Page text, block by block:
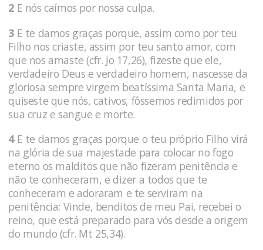
2 E nós caímos por nossa culpa.
3 E te damos graças porque, assim como por teu
Filho nos criaste, assim por teu santo amor, com
que nos amaste (cfr. Jo 17,26), fizeste que ele,
verdadeiro Deus e verdadeiro homem, nascesse da
gloriosa sempre virgem beatíssima Santa Maria, e
quiseste que nós, cativos, fôssemos redimidos por
sua cruz e sangue e morte.
4E te damos graças porque o teu próprio Filho virá
na glória de sua majestade para colocar no fogo
eterno os malditos que não fizeram penitência e
não te conheceram, e dizer a todos que te
conheceram e adoraram e te serviram na
penitência: Vinde, benditos de meu Pai, recebei o
reino, que está preparado para vós desde a origem
do mundo (cfr. Mt 25,34).